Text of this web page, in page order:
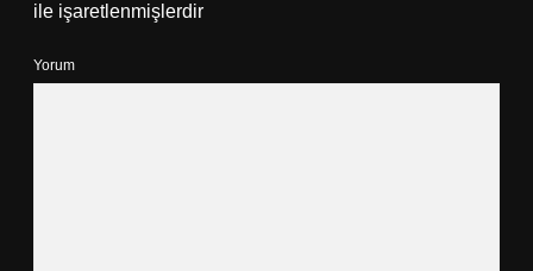
ile işaretlenmişlerdir
Yorum